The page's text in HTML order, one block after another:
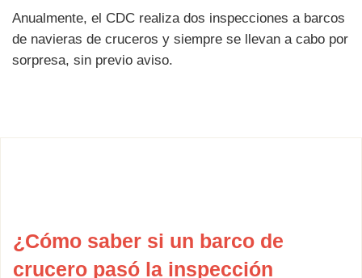
Anualmente, el CDC realiza dos inspecciones a barcos
de navieras de cruceros y siempre se llevan a cabo por
sorpresa, sin previo aviso.
¿Cómo saber si un barco de
crucero pasó la inspección